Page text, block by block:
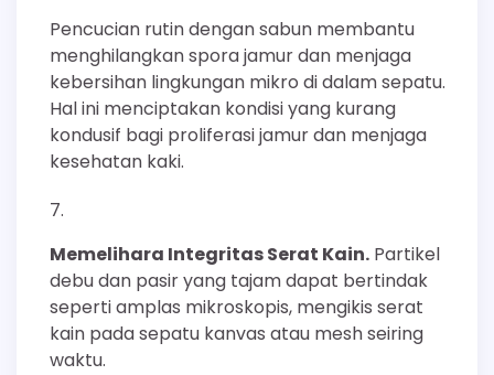
Pencucian rutin dengan sabun membantu
menghilangkan spora jamur dan menjaga
kebersihan lingkungan mikro di dalam sepatu.
Hal ini menciptakan kondisi yang kurang
kondusif bagi proliferasi jamur dan menjaga
kesehatan kaki.
Memelihara Integritas Serat Kain. Partikel
debu dan pasir yang tajam dapat bertindak
seperti amplas mikroskopis, mengikis serat
kain pada sepatu kanvas atau mesh seiring
waktu.